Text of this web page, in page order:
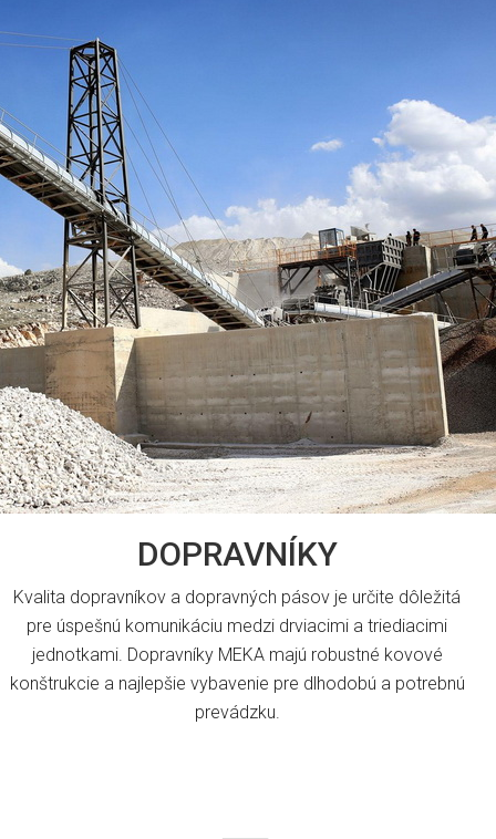
DOPRAVNÍKY
Kvalita dopravníkov a dopravných pásov je určite dôležitá
pre úspešnú komunikáciu medzi drviacimi a triediacimi
jednotkami. Dopravníky MEKA majú robustné kovové
konštrukcie a najlepšie vybavenie pre dlhodobú a potrebnú
prevádzku.